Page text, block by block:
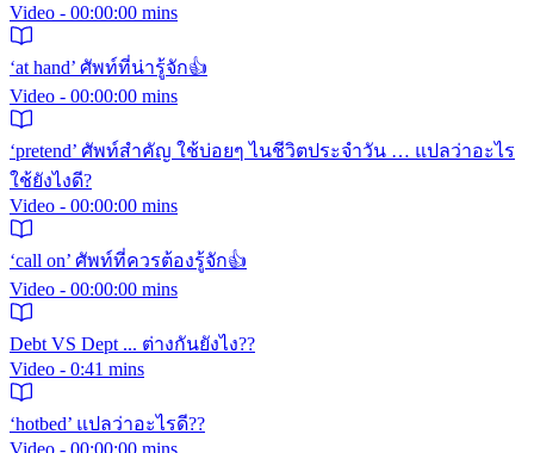
Video - 00:00:00 mins
‘at hand’ ศัพท์ที่น่ารู้จัก👍
Video - 00:00:00 mins
‘pretend’ ศัพท์สำคัญ ใช้บ่อยๆ ไนชีวิตประจำวัน … แปลว่าอะไร
ใช้ยังไงดี?
Video - 00:00:00 mins
‘call on’ ศัพท์ที่ควรต้องรู้จัก👍
Video - 00:00:00 mins
Debt VS Dept ... ต่างกันยังไง??
Video - 0:41 mins
‘hotbed’ แปลว่าอะไรดี??
Video - 00:00:00 mins